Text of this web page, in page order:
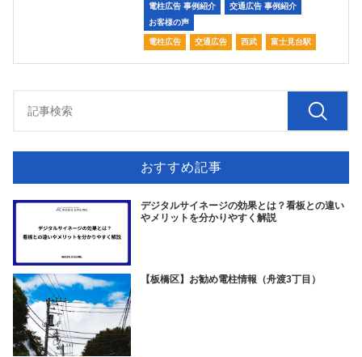
電柱広告 事例紹介
交通広告 事例紹介
お客様の声
電柱広告 交通広告 西武 富士見台駅
おすすめ記事
デジタルサイネージの効果とは？看板との違い
やメリットを分かりやすく解説
【板橋区】お勧め電柱情報（舟渡3丁目）